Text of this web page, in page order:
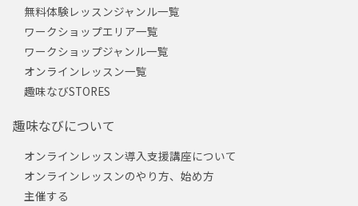
無料体験レッスンジャンル一覧
ワークショップエリア一覧
ワークショップジャンル一覧
オンラインレッスン一覧
趣味なびSTORES
趣味なびについて
オンラインレッスン導入支援講座について
オンラインレッスンのやり方、始め方
主催する